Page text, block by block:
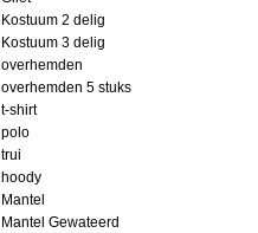
Kostuum 2 delig
Kostuum 3 delig
overhemden
overhemden 5 stuks
t-shirt
polo
trui
hoody
Mantel
Mantel Gewateerd